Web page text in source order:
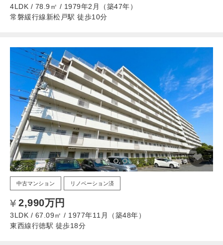
4LDK / 78.9㎡ / 1979年2月（築47年）
常磐緩行線新松戸駅 徒歩10分
中古マンション リノベーション済
2,990万円
3LDK / 67.09㎡ / 1977年11月（築48年）
東西線行徳駅 徒歩18分